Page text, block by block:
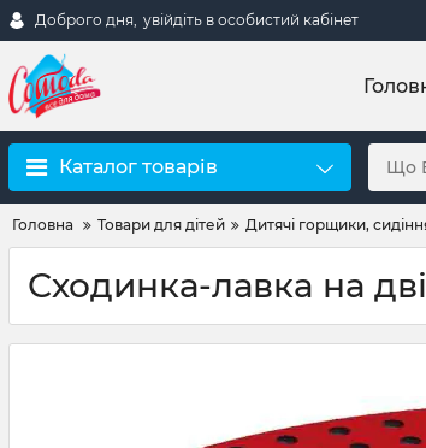
Доброго дня, увійдіть в особистий кабінет
Каталог товарів
Головна Товари для дітей Дитячі горщики,
Сходинка-лавка на